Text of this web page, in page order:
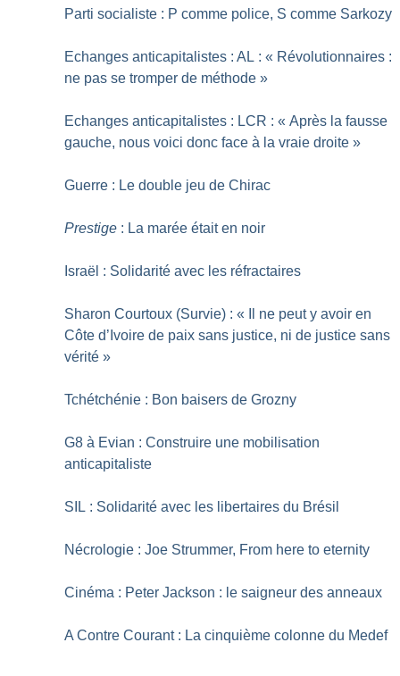
Parti socialiste : P comme police, S comme Sarkozy
Echanges anticapitalistes : AL : « Révolutionnaires :
ne pas se tromper de méthode »
Echanges anticapitalistes : LCR : « Après la fausse
gauche, nous voici donc face à la vraie droite »
Guerre : Le double jeu de Chirac
Prestige : La marée était en noir
Israël : Solidarité avec les réfractaires
Sharon Courtoux (Survie) : «
Il ne peut y avoir en
Côte d’Ivoire de paix sans justice, ni de justice sans
vérité »
Tchétchénie : Bon baisers de Grozny
G8 à Evian : Construire une mobilisation
anticapitaliste
SIL : Solidarité avec les libertaires du Brésil
Nécrologie : Joe Strummer, From here to eternity
Cinéma : Peter Jackson : le saigneur des anneaux
A Contre Courant : La cinquième colonne du Medef